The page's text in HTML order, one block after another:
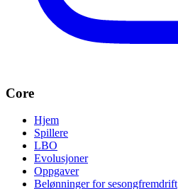
Core
Hjem
Spillere
LBO
Evolusjoner
Oppgaver
Belønninger for sesongfremdrift